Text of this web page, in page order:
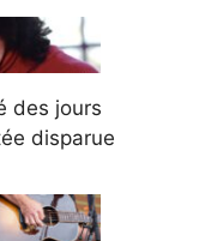
des jours
disparue